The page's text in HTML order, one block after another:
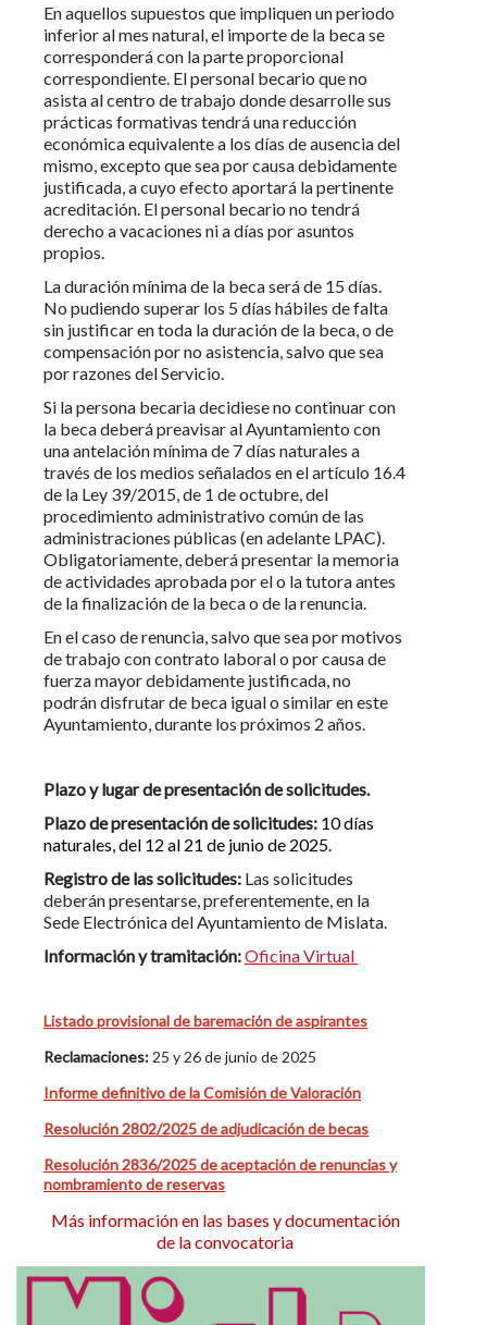
En aquellos supuestos que impliquen un periodo
inferior al mes natural, el importe de la beca se
corresponderá con la parte proporcional
correspondiente. El personal becario que no
asista al centro de trabajo donde desarrolle sus
prácticas formativas tendrá una reducción
económica equivalente a los días de ausencia del
mismo, excepto que sea por causa debidamente
justificada, a cuyo efecto aportará la pertinente
acreditación. El personal becario no tendrá
derecho a vacaciones ni a días por asuntos
propios.
La duración mínima de la beca será de 15 días.
No pudiendo superar los 5 días hábiles de falta
sin justificar en toda la duración de la beca, o de
compensación por no asistencia, salvo que sea
por razones del Servicio.
Si la persona becaria decidiese no continuar con
la beca deberá preavisar al Ayuntamiento con
una antelación mínima de 7 días naturales a
través de los medios señalados en el artículo 16.4
de la Ley 39/2015, de 1 de octubre, del
procedimiento administrativo común de las
administraciones públicas (en adelante LPAC).
Obligatoriamente, deberá presentar la memoria
de actividades aprobada por el o la tutora antes
de la finalización de la beca o de la renuncia.
En el caso de renuncia, salvo que sea por motivos
de trabajo con contrato laboral o por causa de
fuerza mayor debidamente justificada, no
podrán disfrutar de beca igual o similar en este
Ayuntamiento, durante los próximos 2 años.
Plazo y lugar de presentación de solicitudes.
Plazo de presentación de solicitudes: 10 días
naturales, del 12 al 21 de junio de 2025.
Registro de las solicitudes: Las solicitudes
deberán presentarse, preferentemente, en la
Sede Electrónica del Ayuntamiento de Mislata.
Información y tramitación:Oficina Virtual
Listado provisional de baremación de aspirantes
Reclamaciones: 25 y 26 de junio de 2025
Informe definitivo de la Comisión de Valoración
Resolución 2802/2025 de adjudicación de becas
Resolución 2836/2025 de aceptación de renuncias y
nombramiento de reservas
Más información en las bases y documentación
de la convocatoria